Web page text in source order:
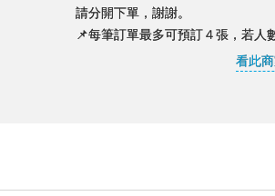
請分開下單，謝謝。
📌每筆訂單最多可預訂４張，若人
看此